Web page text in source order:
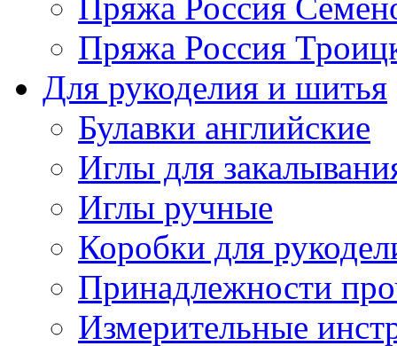
Пряжа Россия
Для рукоделия и шитья
Булавки английские
Иглы для
Иглы ручные
Коробки для
Принадлежности
Измерительные